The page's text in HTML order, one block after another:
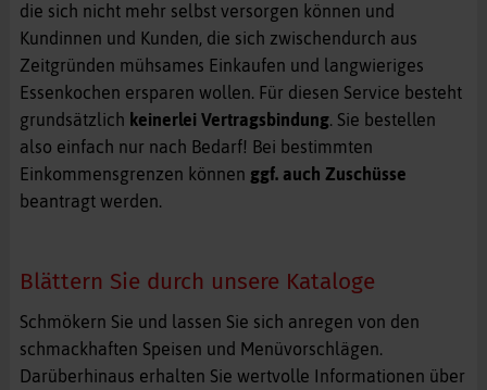
die sich nicht mehr selbst versorgen können und
Kundinnen und Kunden, die sich zwischendurch aus
Zeitgründen mühsames Einkaufen und langwieriges
Essenkochen ersparen wollen. Für diesen Service besteht
grundsätzlich keinerlei Vertragsbindung. Sie bestellen
also einfach nur nach Bedarf! Bei bestimmten
Einkommensgrenzen können ggf. auch Zuschüsse
beantragt werden.
Blättern Sie durch unsere Kataloge
Schmökern Sie und lassen Sie sich anregen von den
schmackhaften Speisen und Menüvorschlägen.
Darüberhinaus erhalten Sie wertvolle Informationen über